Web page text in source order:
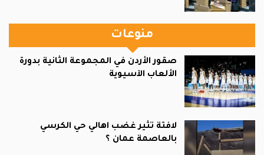
منوعات
صقور الأردن في المجموعة الثانية بدورة
الألعاب الآسيوية
لافتة تثير غضب اهالي حي الكرسي
بالعاصمة عمان ؟